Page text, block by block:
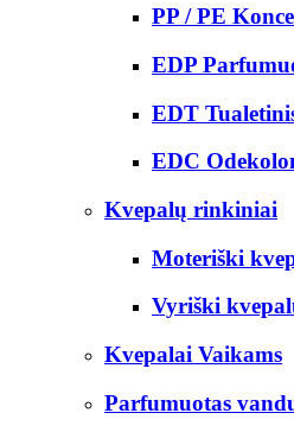
PP / PE
EDP
EDT
EDC
Kvepalų rinkiniai
Moteriški
Vyriški
Kvepalai Vaikams
Parfumuotas